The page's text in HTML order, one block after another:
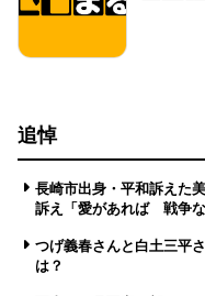
追悼
長崎市出身・平和訴えた
訴え「愛があれば 戦争な
つげ義春さんと白土三平
は？